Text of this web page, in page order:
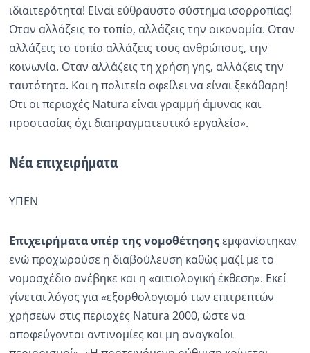
ιδιαιτερότητα! Είναι εύθραυστο σύστημα ισορροπίας!
Οταν αλλάζεις το τοπίο, αλλάζεις την οικονομία. Οταν
αλλάζεις το τοπίο αλλάζεις τους ανθρώπους, την
κοινωνία. Οταν αλλάζεις τη χρήση γης, αλλάζεις την
ταυτότητα. Και η πολιτεία οφείλει να είναι ξεκάθαρη!
Οτι οι περιοχές Natura είναι γραμμή άμυνας και
προστασίας όχι διαπραγματευτικό εργαλείο».
Νέα επιχειρήματα
ΥΠΕΝ
Επιχειρήματα υπέρ της νομοθέτησηςεμφανίστηκαν
ενώ προχωρούσε η διαβούλευση καθώς μαζί με το
νομοσχέδιο ανέβηκε και η «αιτιολογική έκθεση». Εκεί
γίνεται λόγος για «εξορθολογισμό των επιτρεπτών
χρήσεων στις περιοχές Natura 2000, ώστε να
αποφεύγονται αντινομίες και μη αναγκαίοι